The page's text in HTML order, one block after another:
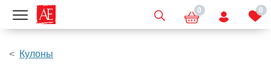
Показать меню 0 0
Кулоны